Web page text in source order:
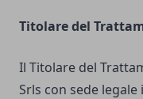
Titolare del
Il Titolare del
Srls con sede